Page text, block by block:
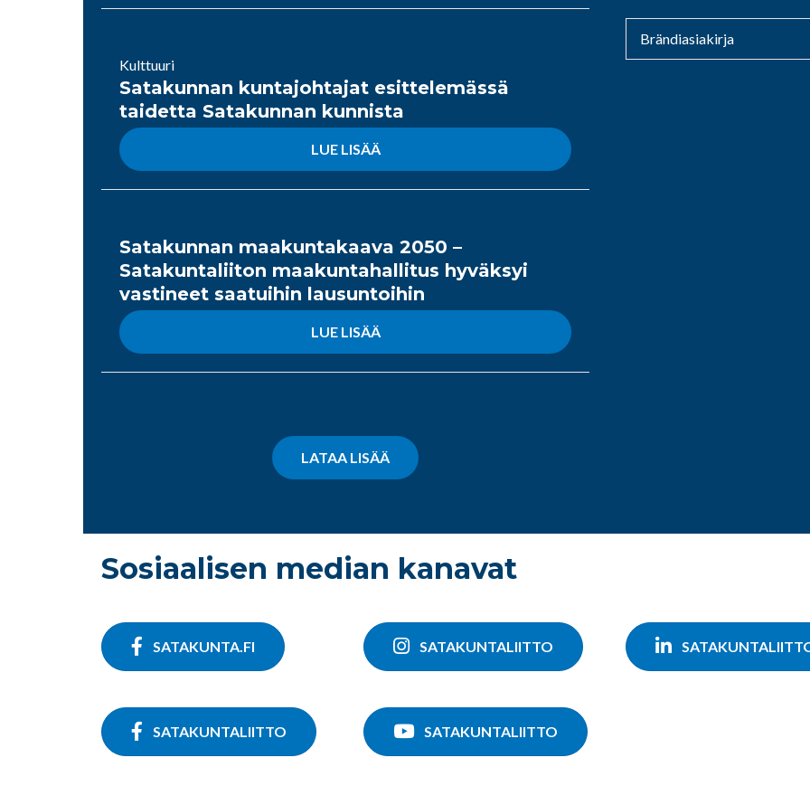
Kulttuuri
Satakunnan kuntajohtajat esittelemässä
taidetta Satakunnan kunnista
LUE LISÄÄ
Satakunnan maakuntakaava 2050 –
Satakuntaliiton maakuntahallitus hyväksyi
vastineet saatuihin lausuntoihin
LUE LISÄÄ
LATAA LISÄÄ
Brändiasiakirja
Sosiaalisen median kanavat
SATAKUNTA.FI
SATAKUNTALIITTO
SATAKUNTALIITTO
SATAKUNTALIITTO